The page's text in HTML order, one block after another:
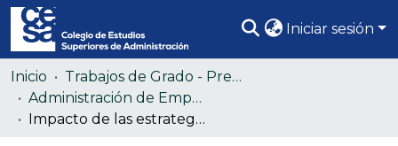
Iniciar sesión
Comunidades
Todo DSpace
Inicio
Trabajos de Grado - Pregrado
Administración de Empresas (Colección confidencial)
Impacto de las estrategias de marketing en el negocio de citi supplier finance